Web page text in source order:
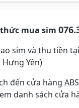
mua sim
sim và thu tiền
Hưng Yên)
đến cửa hàng
danh sách cửa